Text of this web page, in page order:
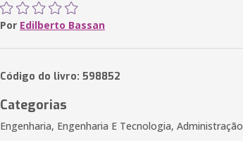
Por Edilberto Bassan
Código do livro: 598852
Categorias
Engenharia, Engenharia E Tecnologia, Administração